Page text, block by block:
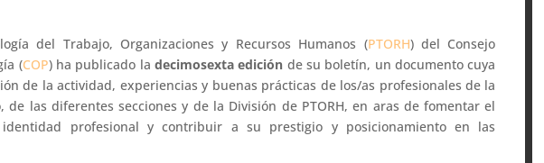
del Trabajo, Organizaciones y Recursos Humanos (PTORH) del Consejo
(COP) ha publicado ladecimosexta edición de su boletín, un documento cuya
de la actividad, experiencias y buenas prácticas de los/as profesionales de la
de las diferentes secciones y de la División de PTORH, en aras de fomentar el
profesional y contribuir a su prestigio y posicionamiento en las